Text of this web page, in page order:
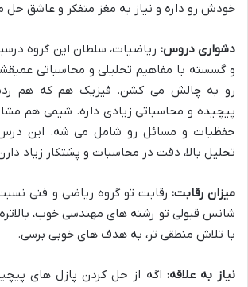
خودش رو داره و نیاز به مغز متفکر و عاشق حل
دشواری دروس: ریاضیات، سلطان این گروه
و گسسته با مفاهیم تحلیلی و محاسباتی
رو به چالش می کشن. فیزیک هم که هم
پیچیده و محاسباتی زیادی داره. شیمی هم
حفظیات و مسائل رو شامل می شه. این
تحلیل بالا، دقت در محاسبات و پشتکار زیاد
میزان رقابت: رقابت تو گروه ریاضی و فنی
شانس قبولی تو رشته های مهندسی خوب،
با تلاش منطقی تر، به هدف های خوبی برسی.
نیاز به علاقه: اگه از حل کردن پازل های